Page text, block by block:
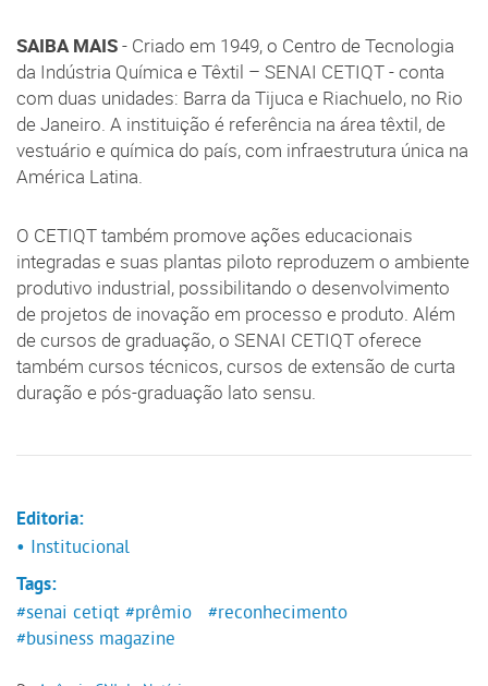
SAIBA MAIS- Criado em 1949, o Centro de Tecnologia
da Indústria Química e Têxtil – SENAI CETIQT - conta
com duas unidades: Barra da Tijuca e Riachuelo, no Rio
de Janeiro. A instituição é referência na área têxtil, de
vestuário e química do país, com infraestrutura única na
América Latina.
O CETIQT também promove ações educacionais
integradas e suas plantas piloto reproduzem o ambiente
produtivo industrial, possibilitando o desenvolvimento
de projetos de inovação em processo e produto. Além
de cursos de graduação, o SENAI CETIQT oferece
também cursos técnicos, cursos de extensão de curta
duração e pós-graduação lato sensu.
Editoria:
• Institucional
Tags:
#senai cetiqt #prêmio
#reconhecimento
#business magazine